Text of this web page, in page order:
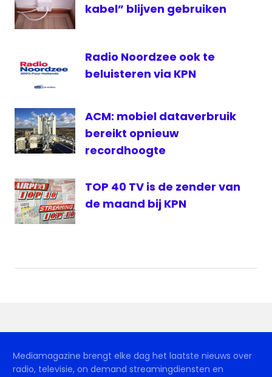
kabel” blijven gebruiken
Radio Noordzee ook te
beluisteren via KPN
ACM: mobiel dataverbruik
bereikt opnieuw
recordhoogte
TOP 40 TV is de zender van
de maand bij KPN
Mediamagazine brengt elke dag het laatste nieuws over
radio, televisie, on demand streamingdiensten en